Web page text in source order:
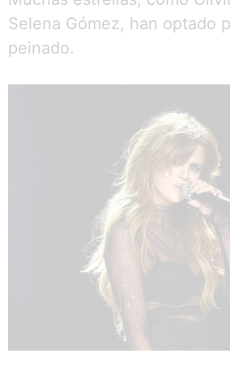
Selena Gómez, han optado
peinado.